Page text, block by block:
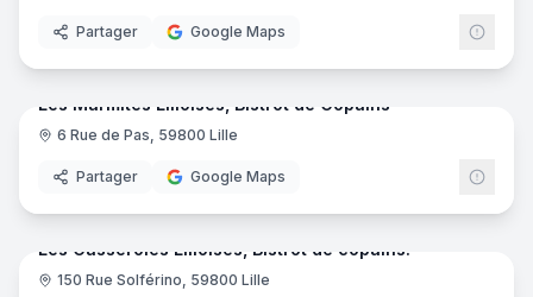
Partager Google Maps
10
Les Marmites Lilloises, Bistrot de Copains
6 Rue de Pas, 59800 Lille
Partager Google Maps
11
Les Casseroles Lilloises, Bistrot de copains!
150 Rue Solférino, 59800 Lille